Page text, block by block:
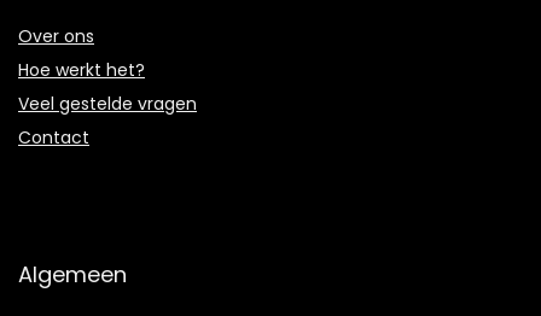
Over ons
Hoe werkt het?
Veel gestelde vragen
Contact
Algemeen